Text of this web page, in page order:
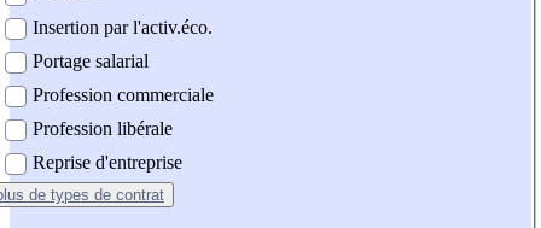
Insertion par l'activ.éco.
Portage salarial
Profession commerciale
Profession libérale
Reprise d'entreprise
de types de contrat